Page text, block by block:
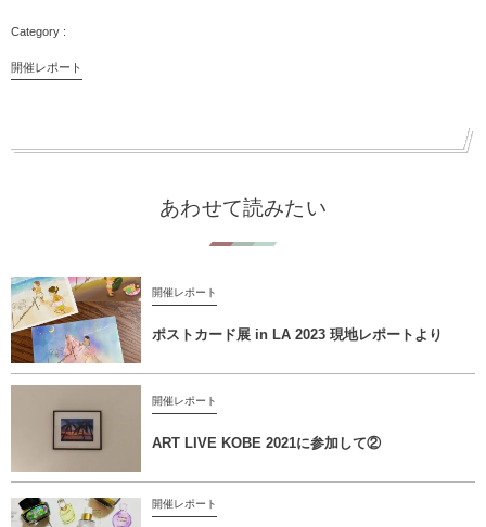
開催レポート
あわせて読みたい
開催レポート
ポストカード展 in LA 2023 現地レポートより
開催レポート
ART LIVE KOBE 2021に参加して②
開催レポート